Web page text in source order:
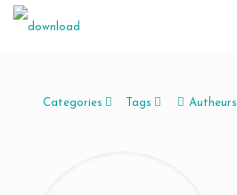
Categories Tags Autheurs